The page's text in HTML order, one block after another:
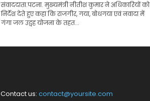
संवाददाता.पटना. मुख्यमंत्री नीतीश कुमार ने अधिकारियों को
निर्देश देते हुए कहा कि राजगीर, गया, बोधगया एवं नवादा में
गंगा जल उद्वह योजना के तहत...
Contact us: contact@yoursite.com